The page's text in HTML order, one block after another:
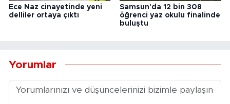
Ece Naz cinayetinde yeni
delliler ortaya çıktı
Samsun'da 12 bin 308
öğrenci yaz okulu finalinde
buluştu
Yorumlar